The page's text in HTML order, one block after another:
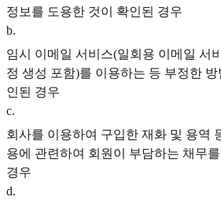
정보를 도용한 것이 확인된 경우
b.
임시 이메일 서비스(일회용 이메일 서
정 생성 포함)를 이용하는 등 부정한
인된 경우
c.
회사를 이용하여 구입한 재화 및 용역
용에 관련하여 회원이 부담하는 채무
경우
d.